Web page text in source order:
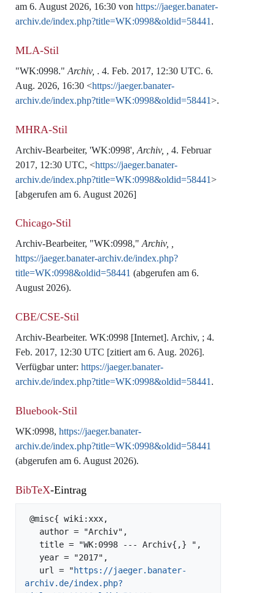
am 6. August 2026, 16:30 von https://jaeger.banater-
archiv.de/index.php?title=WK:0998&oldid=58441 .
MLA-Stil
"WK:0998." Archiv, . 4. Feb. 2017, 12:30 UTC. 6.
Aug. 2026, 16:30 <https://jaeger.banater-
archiv.de/index.php?title=WK:0998&oldid=58441>.
MHRA-Stil
Archiv-Bearbeiter, 'WK:0998', Archiv, ,
4. Februar
2017, 12:30 UTC, <https://jaeger.banater-
archiv.de/index.php?title=WK:0998&oldid=58441>
[abgerufen am 6. August 2026]
Chicago-Stil
Archiv-Bearbeiter, "WK:0998," Archiv, ,
https://jaeger.banater-archiv.de/index.php?
title=WK:0998&oldid=58441 (abgerufen am 6.
August 2026).
CBE/CSE-Stil
Archiv-Bearbeiter. WK:0998 [Internet]. Archiv, ; 4.
Feb. 2017, 12:30 UTC [zitiert am 6. Aug. 2026].
Verfügbar unter: https://jaeger.banater-
archiv.de/index.php?title=WK:0998&oldid=58441 .
Bluebook-Stil
WK:0998, https://jaeger.banater-
archiv.de/index.php?title=WK:0998&oldid=58441
(abgerufen am 6. August 2026).
BibTeX-Eintrag
   url = "
https://jaeger.banater-
archiv.de/index.php?